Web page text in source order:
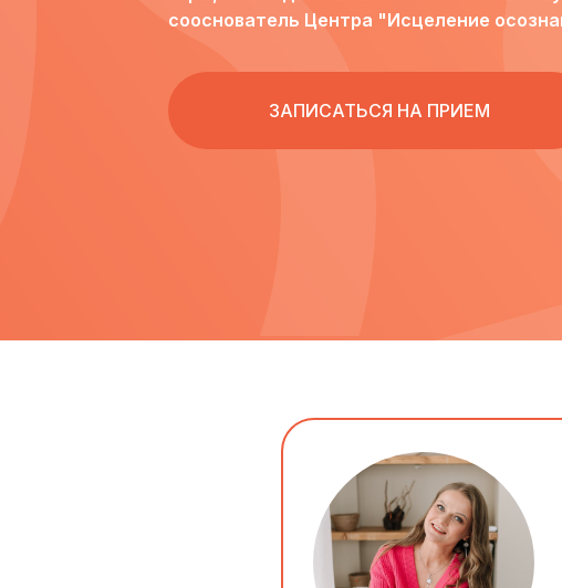
сооснователь Центра "Исцеление
ЗАПИСАТЬСЯ НА ПРИЕМ